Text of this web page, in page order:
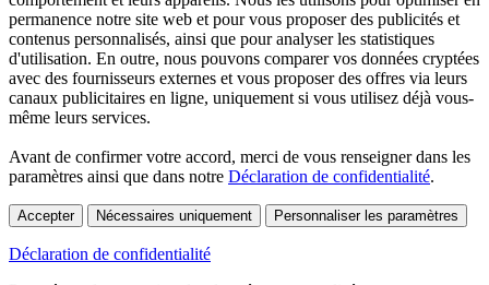
permanence notre site web et pour vous proposer des publicités et
contenus personnalisés, ainsi que pour analyser les statistiques
d'utilisation. En outre, nous pouvons comparer vos données cryptées
avec des fournisseurs externes et vous proposer des offres via leurs
canaux publicitaires en ligne, uniquement si vous utilisez déjà vous-
même leurs services.
Avant de confirmer votre accord, merci de vous renseigner dans les
paramètres ainsi que dans notre Déclaration de confidentialité.
Accepter Nécessaires uniquement Personnaliser les paramètres
Déclaration de confidentialité